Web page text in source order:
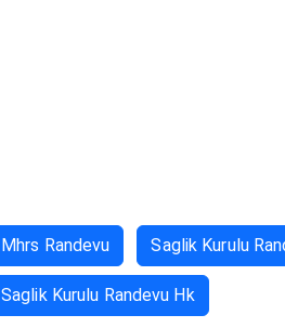
Mhrs Randevu Saglik Kurulu
Saglik Kurulu Randevu Hk